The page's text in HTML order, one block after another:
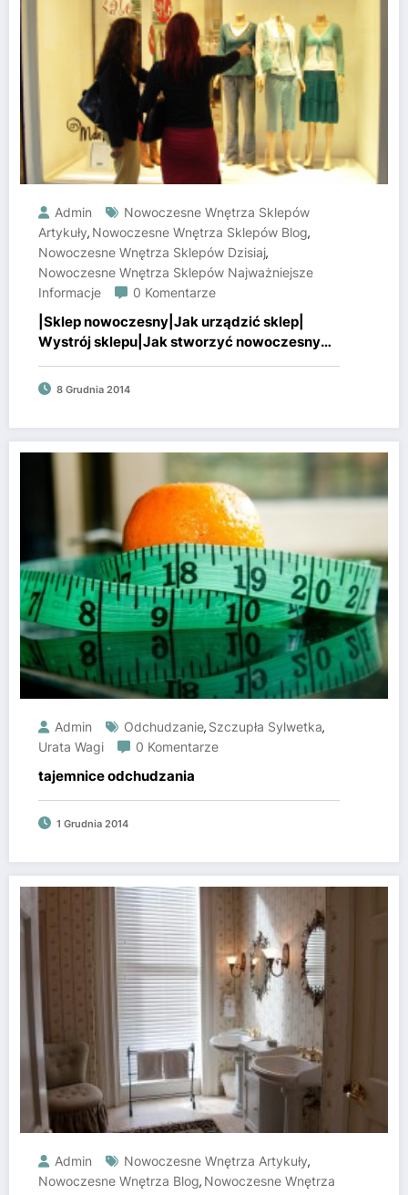
Admin
Nowoczesne Wnętrza Sklepów
Artykuły, Nowoczesne Wnętrza Sklepów Blog,
Nowoczesne Wnętrza Sklepów Dzisiaj,
Nowoczesne Wnętrza Sklepów Najważniejsze
Informacje
0 Komentarze
|Sklep nowoczesny|Jak urządzić sklep|
Wystrój sklepu|Jak stworzyć nowoczesny
sklep?}
8 Grudnia 2014
Admin Odchudzanie, Szczupła Sylwetka,
Urata Wagi
0 Komentarze
tajemnice odchudzania
1 Grudnia 2014
Admin Nowoczesne Wnętrza Artykuły,
Nowoczesne Wnętrza Blog, Nowoczesne Wnętrza